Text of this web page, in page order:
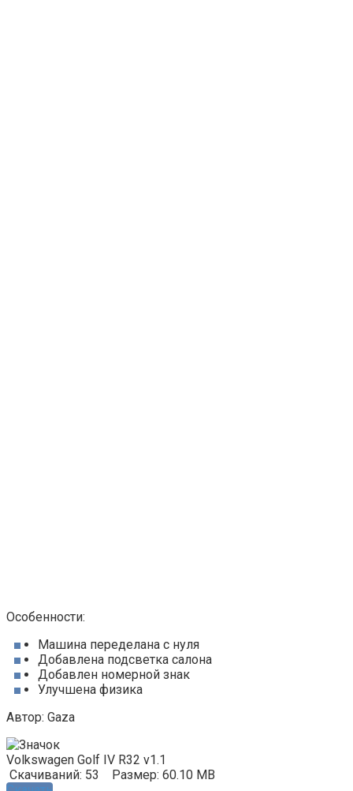
Особенности:
Машина переделана с нуля
Добавлена подсветка салона
Добавлен номерной знак
Улучшена физика
Автор: Gaza
Volkswagen Golf IV R32 v1.1
Скачиваний: 53
Размер: 60.10 MB